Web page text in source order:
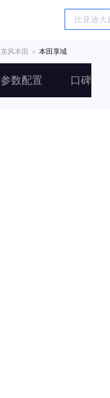
东风本田 ＞ 本田享域
参数配置 口碑